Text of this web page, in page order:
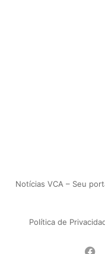
Notícias VCA – Seu
Política de